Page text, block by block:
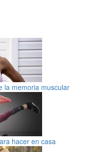
la memoria muscular
hacer en casa